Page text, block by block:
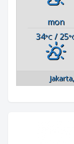
mon
34°C / 25